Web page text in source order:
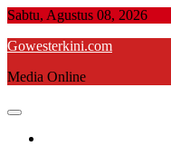
Skip
content
Sabtu, Agustus 08, 2026
Gowesterkini.com
Media Online